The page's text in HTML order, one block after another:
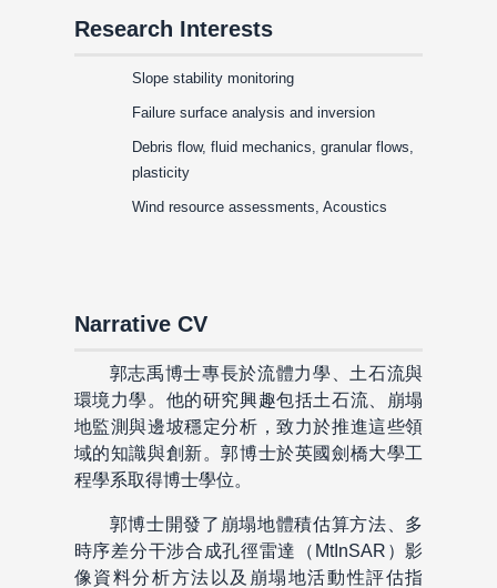
Research Interests
Slope stability monitoring
Failure surface analysis and inversion
Debris flow, fluid mechanics, granular flows,
plasticity
Wind resource assessments, Acoustics
Narrative CV
郭志禹博士專長於流體力學、土石流與
環境力學。他的研究興趣包括土石流、崩塌
地監測與邊坡穩定分析，致力於推進這些領
域的知識與創新。郭博士於英國劍橋大學工
程學系取得博士學位。
郭博士開發了崩塌地體積估算方法、多
時序差分干涉合成孔徑雷達（MtInSAR）影
像資料分析方法以及崩塌地活動性評估指